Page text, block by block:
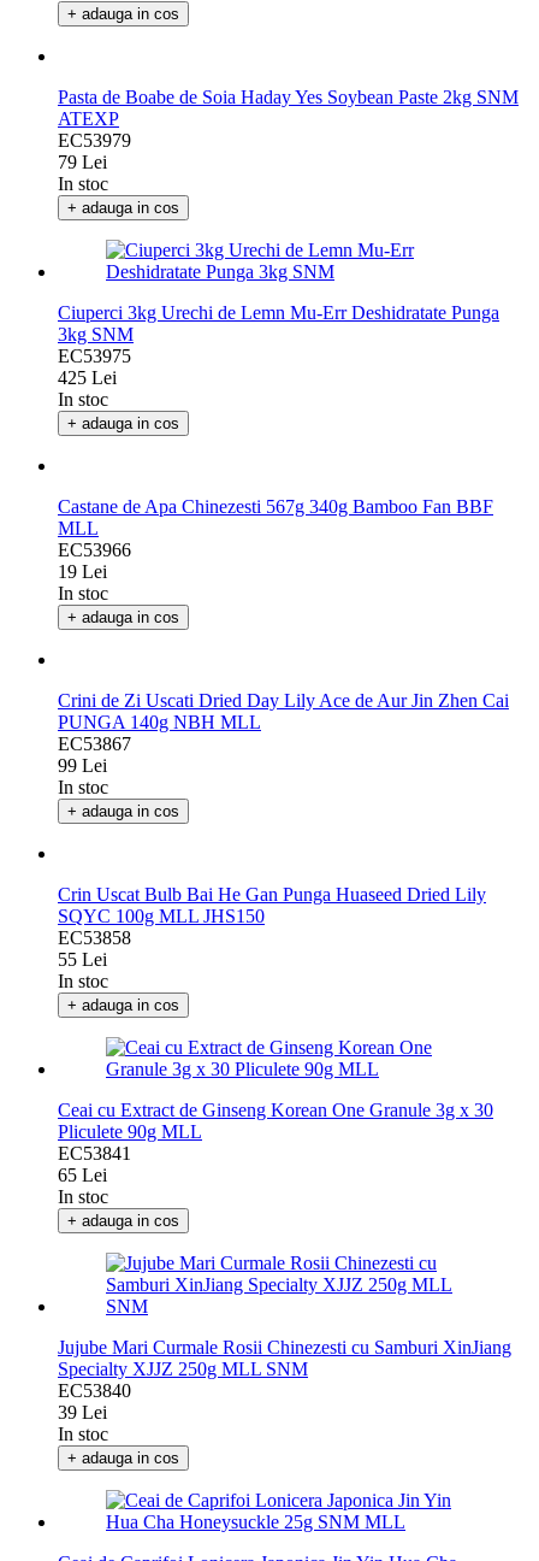
In stoc
Pasta de Boabe de Soia Haday Yes Soybean Paste 2kg SNM
ATEXP
EC53979
79 Lei
In stoc
Ciuperci 3kg Urechi de Lemn Mu-Err Deshidratate Punga
3kg SNM
EC53975
425 Lei
In stoc
Castane de Apa Chinezesti 567g 340g Bamboo Fan BBF
MLL
EC53966
19 Lei
In stoc
Crini de Zi Uscati Dried Day Lily Ace de Aur Jin Zhen Cai
PUNGA 140g NBH MLL
EC53867
99 Lei
In stoc
Crin Uscat Bulb Bai He Gan Punga Huaseed Dried Lily
SQYC 100g MLL JHS150
EC53858
55 Lei
In stoc
+ adauga in cos
Ceai cu Extract de Ginseng Korean One Granule 3g x 30
Pliculete 90g MLL
EC53841
65 Lei
In stoc
+ adauga in cos
Jujube Mari Curmale Rosii Chinezesti cu Samburi XinJiang
Specialty XJJZ 250g MLL SNM
EC53840
39 Lei
In stoc
+ adauga in cos